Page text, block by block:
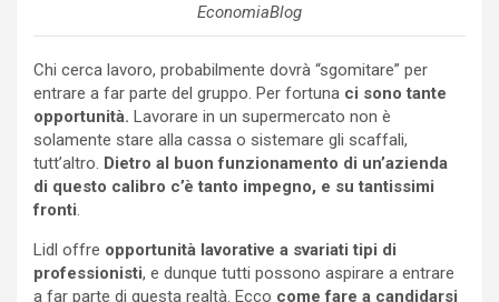
EconomiaBlog
Chi cerca lavoro, probabilmente dovrà “sgomitare” per
entrare a far parte del gruppo. Per fortuna ci sono tante
opportunità. Lavorare in un supermercato non è
solamente stare alla cassa o sistemare gli scaffali,
tutt’altro. Dietro al buon funzionamento di un’azienda
di questo calibro c’è tanto impegno, e su tantissimi
fronti
Lidl offre opportunità lavorative a svariati tipi di
professionisti, e dunque tutti possono aspirare a entrare
a far parte di questa realtà. Ecco come fare a candidarsi